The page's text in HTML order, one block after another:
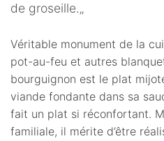
de groseille.„
Véritable monument de la
pot-au-feu et autres
bourguignon est le plat
viande fondante dans sa
fait un plat si réconfortant.
familiale, il mérite d’être